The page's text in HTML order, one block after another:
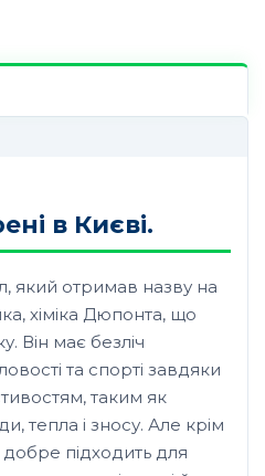
в Києві.
який отримав назву на
хіміка Дюпонта, що
Він має безліч
та спорті завдяки
таким як
тепла і зносу. Але крім
підходить для